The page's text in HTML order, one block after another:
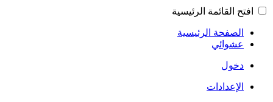
افتح القائمة الرئيسية
الصفحة الرئيسية
عشوائي
دخول
الإعدادات